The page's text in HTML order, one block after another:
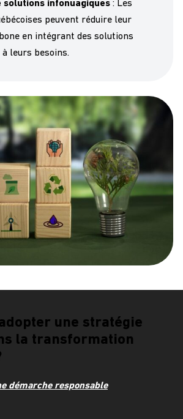
solutions infonuagiques : Les
peuvent réduire leur
en intégrant des solutions
à leurs besoins.
une stratégie
la transformation
démarche responsable